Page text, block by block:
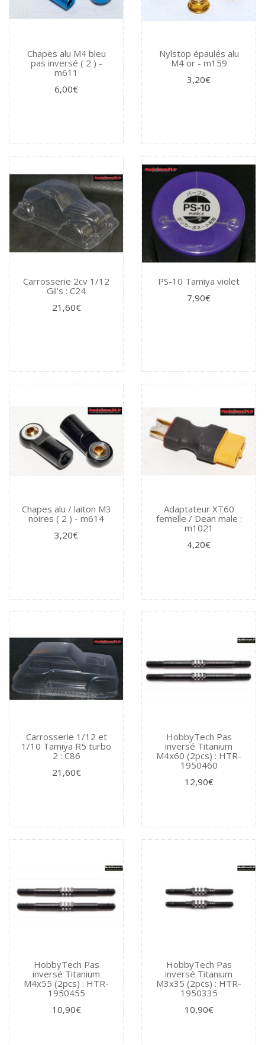
Chapes alu M4 bleu
pas inversé ( 2 ) -
m611
6,00€
Nylstop épaulés alu
M4 or - m159
3,20€
Carrosserie 2cv 1/12
Gil's : C24
21,60€
PS-10 Tamiya violet
7,90€
Chapes alu / laiton M3
noires ( 2 ) - m614
3,20€
Adaptateur XT60
femelle / Dean male :
m1021
4,20€
Carrosserie 1/12 et
1/10 Tamiya R5 turbo
2 : C86
21,60€
HobbyTech Pas
inversé Titanium
M4x60 (2pcs) : HTR-
1950460
12,90€
HobbyTech Pas
inversé Titanium
M4x55 (2pcs) : HTR-
1950455
10,90€
HobbyTech Pas
inversé Titanium
M3x35 (2pcs) : HTR-
1950335
10,90€